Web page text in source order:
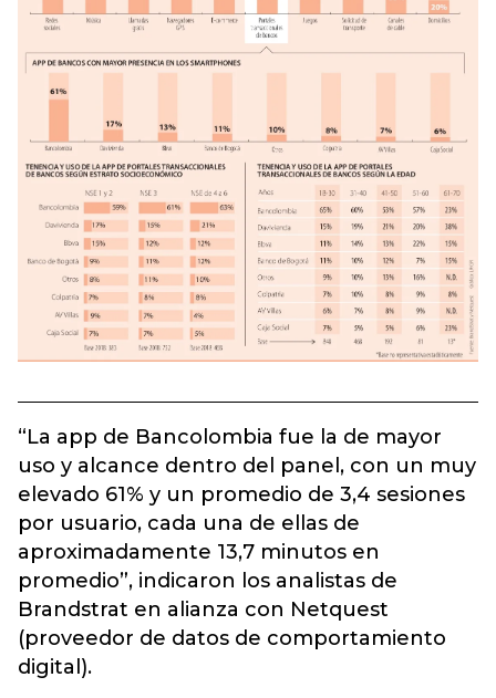
“La app de Bancolombia fue la de mayor
uso y alcance dentro del panel, con un muy
elevado 61% y un promedio de 3,4 sesiones
por usuario, cada una de ellas de
aproximadamente 13,7 minutos en
promedio”, indicaron los analistas de
Brandstrat en alianza con Netquest
(proveedor de datos de comportamiento
digital).